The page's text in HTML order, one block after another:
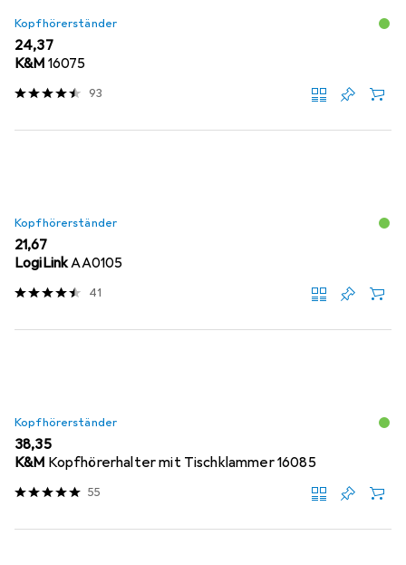
Kopfhörerständer
EUR
24,37
K&M 16075
93
Kopfhörerständer
EUR
21,67
LogiLinkAA0105
41
Kopfhörerständer
EUR
38,35
K&M Kopfhörerhalter mit Tischklammer 16085
55